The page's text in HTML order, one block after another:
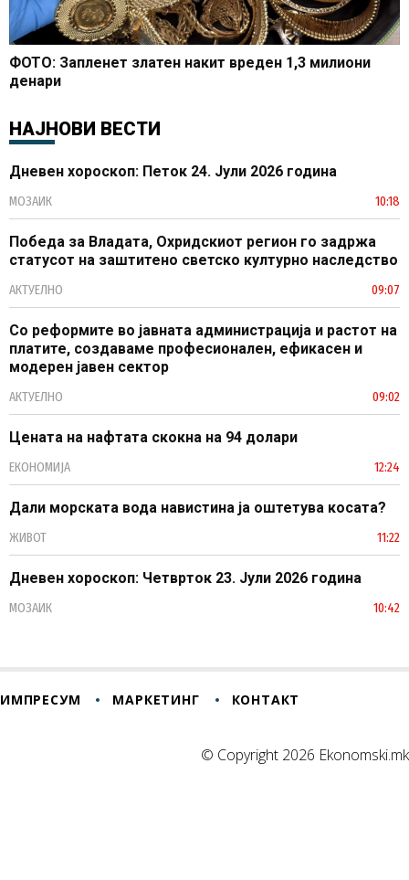
ФОТО: Запленет златен накит вреден 1,3 милиони
денари
НАЈНОВИ ВЕСТИ
Дневен хороскоп: Петок 24. Јули 2026 година
МОЗАИК 10:18
Победа за Владата, Охридскиот регион го задржа
статусот на заштитено светско културно наследство
АКТУЕЛНО 09:07
Со реформите во јавната администрација и растот на
платите, создаваме професионален, ефикасен и
модерен јавен сектор
АКТУЕЛНО 09:02
Цената на нафтата скокна на 94 долари
ЕКОНОМИЈА 12:24
Дали морската вода навистина ја оштетува косата?
ЖИВОТ 11:22
Дневен хороскоп: Четврток 23. Јули 2026 година
МОЗАИК 10:42
ИМПРЕСУМ МАРКЕТИНГ КОНТАКТ
© Copyright 2026 Ekonomski.mk